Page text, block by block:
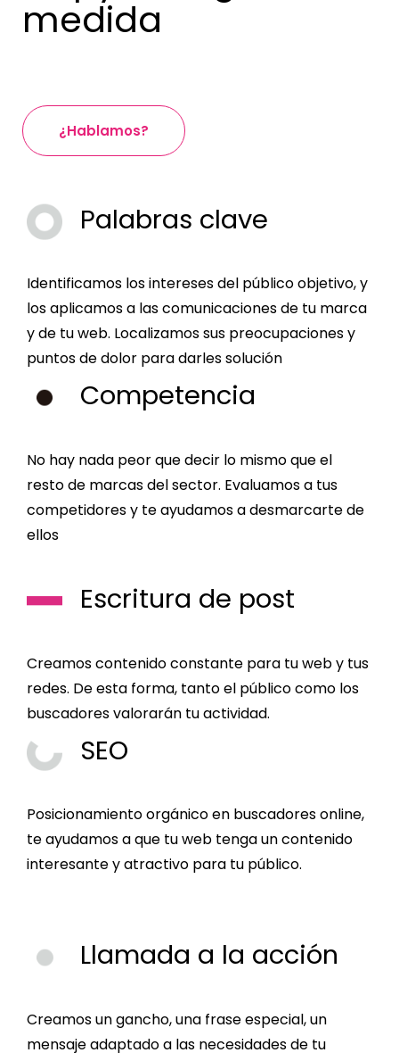
medida
¿Hablamos?
Palabras clave
Identificamos los intereses del público objetivo, y
los aplicamos a las comunicaciones de tu marca
y de tu web. Localizamos sus preocupaciones y
puntos de dolor para darles solución
Competencia
No hay nada peor que decir lo mismo que el
resto de marcas del sector. Evaluamos a tus
competidores y te ayudamos a desmarcarte de
ellos
Escritura de post
Creamos contenido constante para tu web y tus
redes. De esta forma, tanto el público como los
buscadores valorarán tu actividad.
SEO
Posicionamiento orgánico en buscadores online,
te ayudamos a que tu web tenga un contenido
interesante y atractivo para tu público.
Llamada a la acción
Creamos un gancho, una frase especial, un
mensaje adaptado a las necesidades de tu